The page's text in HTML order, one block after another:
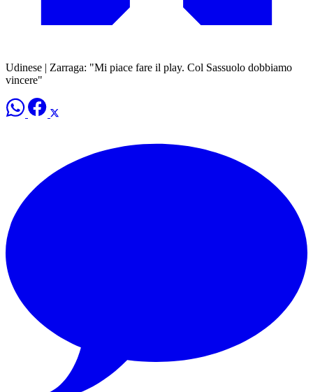
Udinese | Zarraga: "Mi piace fare il play. Col Sassuolo dobbiamo
vincere"